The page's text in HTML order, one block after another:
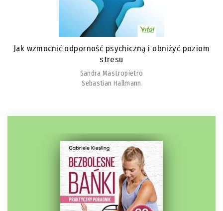
Jak wzmocnić odporność psychiczną i obniżyć poziom
stresu
Sandra Mastropietro
Sebastian Hallmann